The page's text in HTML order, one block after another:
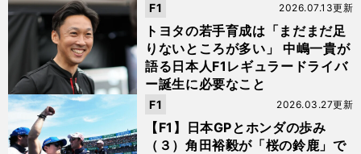
トヨタの若手育成は「まだまだ足
りないところが多い」 中嶋一貴が
語る日本人F1レギュラードライバ
ー誕生に必要なこと
2026.07.13更新
F1
【F1】日本GPとホンダの歩み
（３）角田裕毅が「桜の鈴鹿」で
2026.03.27更新
F1